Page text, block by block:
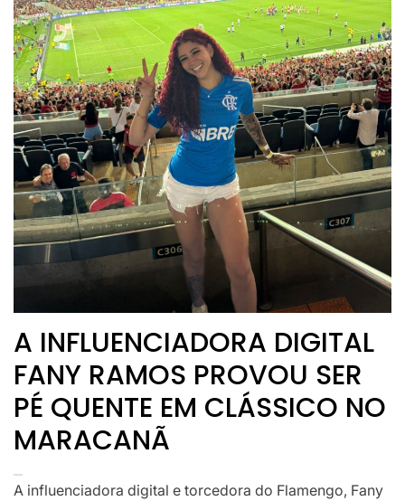
A INFLUENCIADORA DIGITAL
FANY RAMOS PROVOU SER
PÉ QUENTE EM CLÁSSICO NO
MARACANÃ
A influenciadora digital e torcedora do Flamengo, Fany